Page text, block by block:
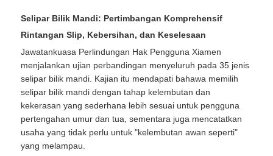
Selipar Bilik Mandi: Pertimbangan Komprehensif
Rintangan Slip, Kebersihan, dan Keselesaan
Jawatankuasa Perlindungan Hak Pengguna Xiamen
menjalankan ujian perbandingan menyeluruh pada 35 jenis
selipar bilik mandi. Kajian itu mendapati bahawa memilih
selipar bilik mandi dengan tahap kelembutan dan
kekerasan yang sederhana lebih sesuai untuk pengguna
pertengahan umur dan tua, sementara juga mencatatkan
usaha yang tidak perlu untuk "kelembutan awan seperti"
yang melampau.